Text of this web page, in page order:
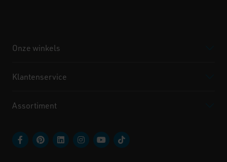
Onze winkels
Klantenservice
Assortiment